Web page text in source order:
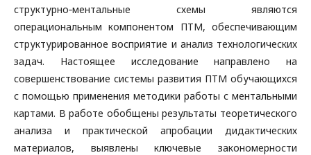
структурно‑ментальные схемы являются
операциональным компонентом ПТМ, обеспечивающим
структурированное восприятие и анализ технологических
задач. Настоящее исследование направлено на
совершенствование системы развития ПТМ обучающихся
с помощью применения методики работы с ментальными
картами. В работе обобщены результаты теоретического
анализа и практической апробации дидактических
материалов, выявлены ключевые закономерности